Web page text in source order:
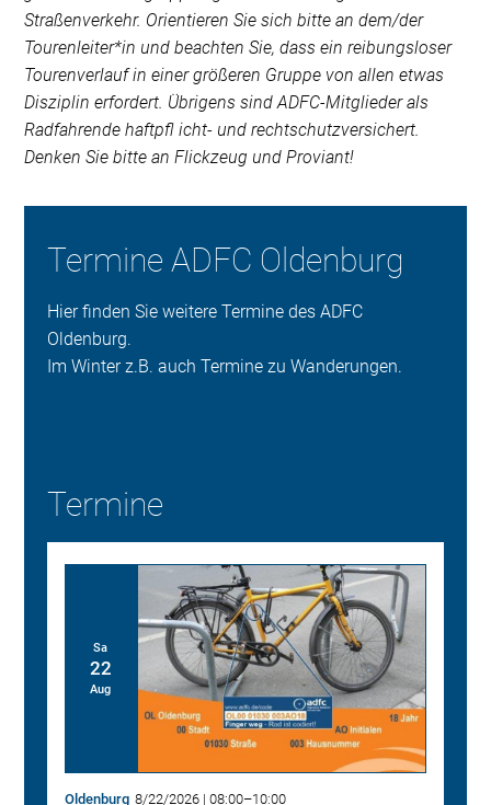
Straßenverkehr. Orientieren Sie sich bitte an dem/der
Tourenleiter*in und beachten Sie, dass ein reibungsloser
Tourenverlauf in einer größeren Gruppe von allen etwas
Disziplin erfordert. Übrigens sind ADFC-Mitglieder als
Radfahrende haftpfl icht- und rechtschutzversichert.
Denken Sie bitte an Flickzeug und Proviant!
Termine ADFC Oldenburg
Hier finden Sie weitere Termine des ADFC
Oldenburg.
Im Winter z.B. auch Termine zu Wanderungen.
Termine
Sa
22
Aug
Oldenburg 8/22/2026| 08:00–10:00